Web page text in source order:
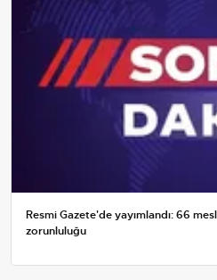
Resmi Gazete'de yayımlandı: 66
zorunluluğu